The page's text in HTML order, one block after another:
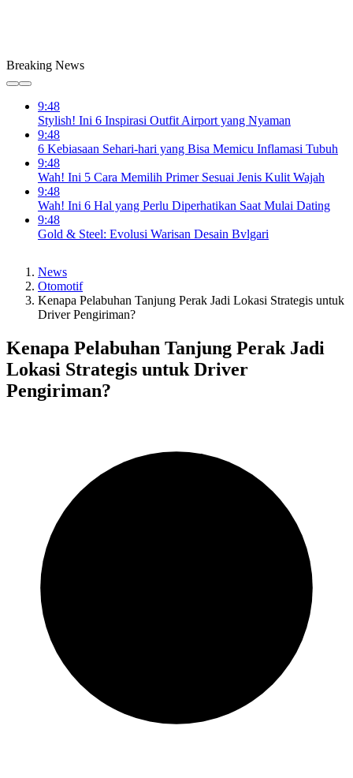
Breaking News
9:48
Stylish! Ini 6 Inspirasi Outfit Airport yang Nyaman
9:48
6 Kebiasaan Sehari-hari yang Bisa Memicu Inflamasi Tubuh
9:48
Wah! Ini 5 Cara Memilih Primer Sesuai Jenis Kulit Wajah
9:48
Wah! Ini 6 Hal yang Perlu Diperhatikan Saat Mulai Dating
9:48
Gold & Steel: Evolusi Warisan Desain Bvlgari
News
Otomotif
Kenapa Pelabuhan Tanjung Perak Jadi Lokasi Strategis untuk
Driver Pengiriman?
Kenapa Pelabuhan Tanjung Perak Jadi
Lokasi Strategis untuk Driver
Pengiriman?